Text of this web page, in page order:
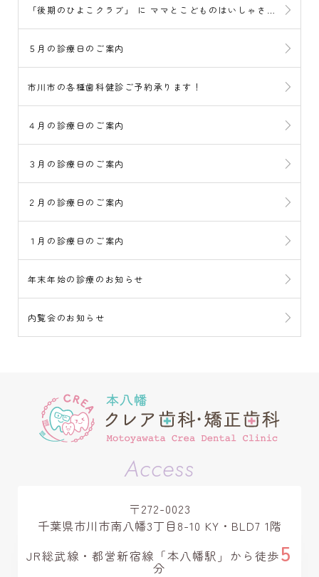
５月の診療日のご案内
市川市の各種歯科健診ご予約承ります！
４月の診療日のご案内
３月の診療日のご案内
２月の診療日のご案内
１月の診療日のご案内
年末年始の診療のお知らせ
内覧会のお知らせ
Access
〒272-0023
千葉県市川市南八幡3丁目8-10 KY・BLD7 1階
JR総武線・都営新宿線 「本八幡駅」から徒歩5
分